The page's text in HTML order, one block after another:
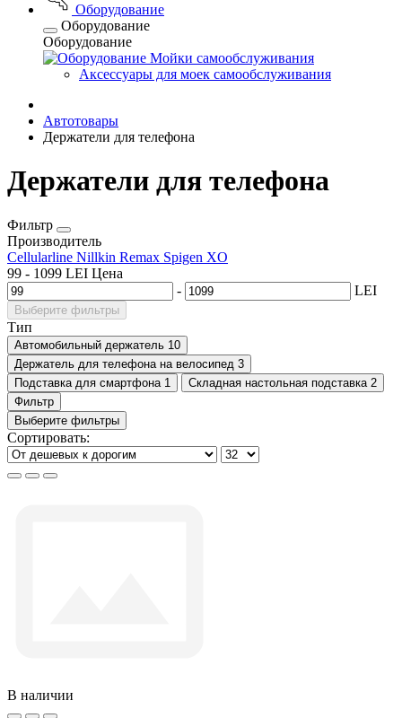
Оборудование
Оборудование
Оборудование
Мойки самообслуживания
Аксессуары для моек самообслуживания
Автотовары
Держатели для телефона
Держатели для телефона
Фильтр
Производитель
Cellularline Nillkin Remax Spigen XO
99 - 1099 LEI Цена
-
LEI
Выберите фильтры
Тип
Автомобильный держатель 10
Держатель для телефона на велосипед 3
Подставка для смартфона 1 Складная настольная подставка 2
Фильтр
Выберите фильтры
Сортировать:
В наличии